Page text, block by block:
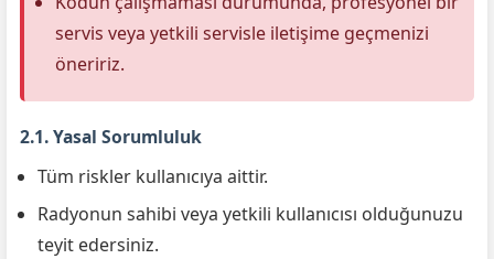
servis veya yetkili servisle iletişime geçmenizi
öneririz.
2.1. Yasal Sorumluluk
Tüm riskler kullanıcıya aittir.
Radyonun sahibi veya yetkili kullanıcısı olduğunuzu
teyit edersiniz.